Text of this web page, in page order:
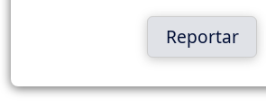
Reportar